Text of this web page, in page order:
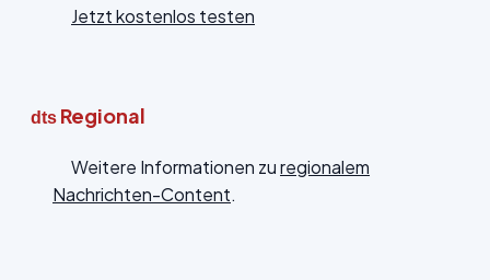
Jetzt kostenlos testen
dts Regional
Weitere Informationen zuregionalem
Nachrichten-Content.